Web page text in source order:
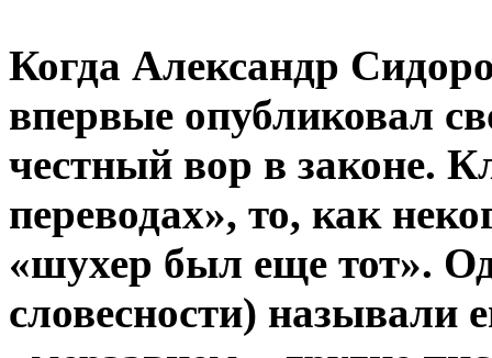
Когда Александр
впервые опубликовал
честный вор в законе.
переводах», то, как
«шухер был еще тот».
словесности) называли